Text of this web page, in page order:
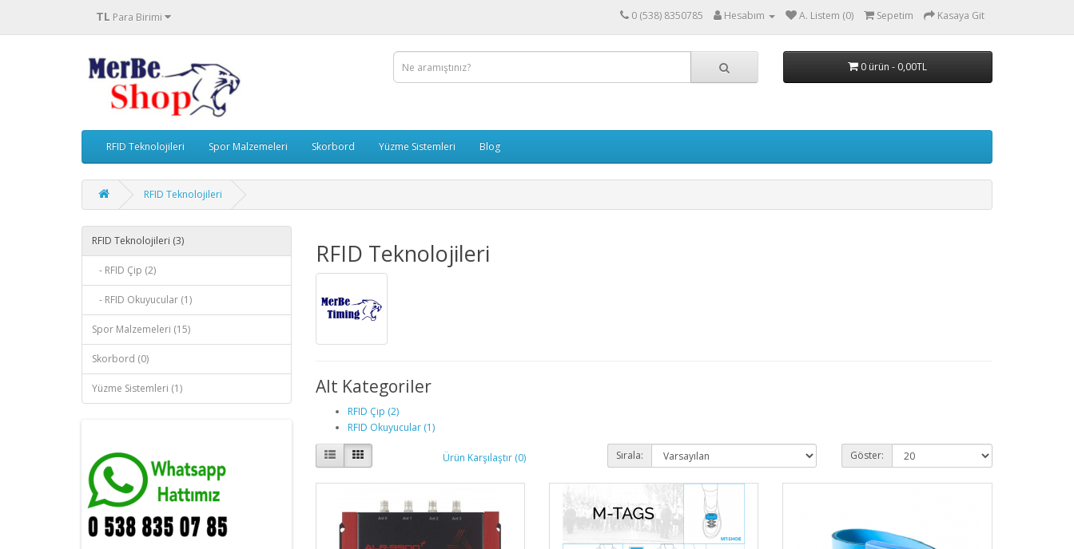
TL Para Birimi 0 (538) 8350785 Hesabım A. Listem (0) Sepetim Kasaya Git
0 ürün - 0,00TL
RFID Teknolojileri Spor Malzemeleri Skorbord Yüzme Sistemleri Blog
RFID Teknolojileri
RFID Teknolojileri (3)
- RFID Çip (2)
- RFID Okuyucular (1)
Spor Malzemeleri (15)
Skorbord (0)
Yüzme Sistemleri (1)
RFID Teknolojileri
Alt Kategoriler
RFID Çip (2)
RFID Okuyucular (1)
Ürün Karşılaştır (0) Sırala: Göster: